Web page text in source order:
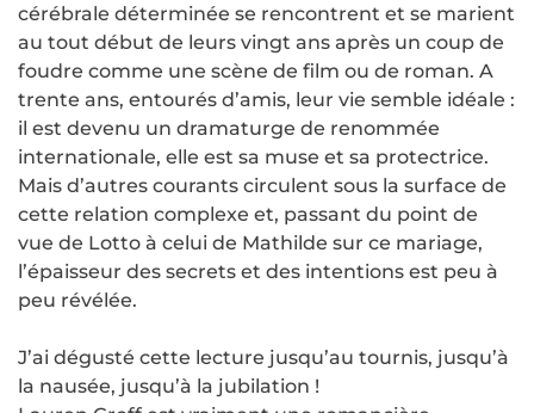
cérébrale déterminée se rencontrent et se marient
au tout début de leurs vingt ans après un coup de
foudre comme une scène de film ou de roman. A
trente ans, entourés d’amis, leur vie semble idéale :
il est devenu un dramaturge de renommée
internationale, elle est sa muse et sa protectrice.
Mais d’autres courants circulent sous la surface de
cette relation complexe et, passant du point de
vue de Lotto à celui de Mathilde sur ce mariage,
l’épaisseur des secrets et des intentions est peu à
peu révélée.
J’ai dégusté cette lecture jusqu’au tournis, jusqu’à
la nausée, jusqu’à la jubilation !